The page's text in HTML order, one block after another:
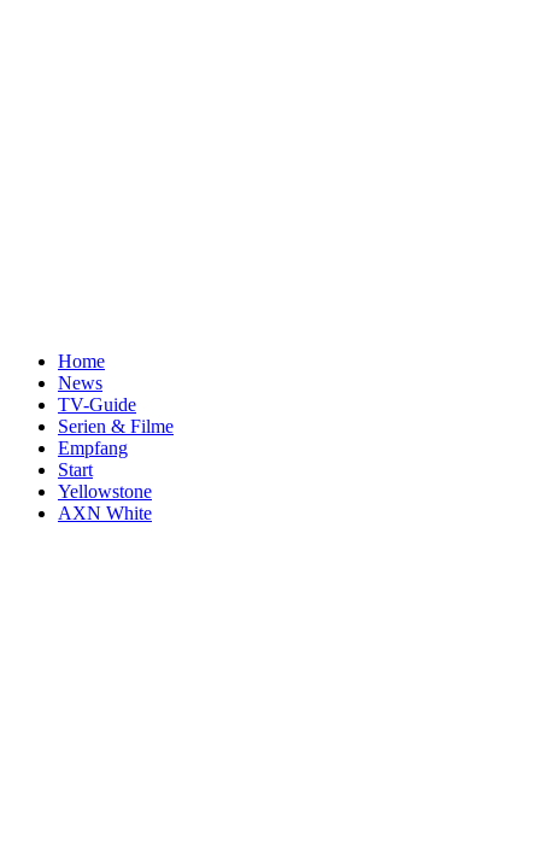
Home
News
TV-Guide
Serien & Filme
Empfang
Start
Yellowstone
AXN White